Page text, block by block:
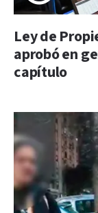
Ley de
aprobó en
capítulo